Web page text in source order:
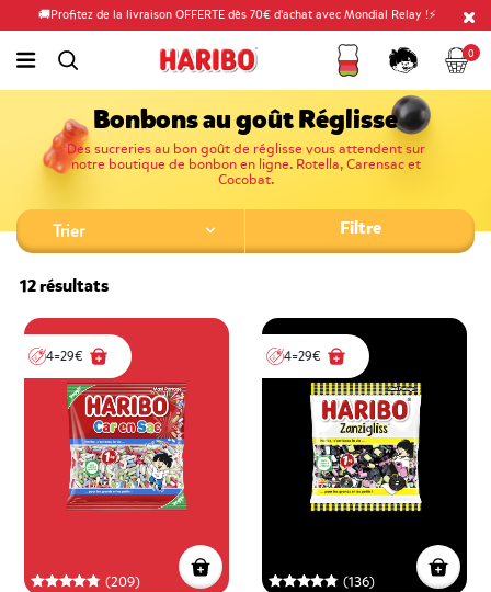
🚚Profitez de la livraison OFFERTE dès 70€ d'achat avec Mondial Relay !⚡
link.header.menu.label
simplesearch.search.label Fidélité
Compte
Panier
0
Bonbons au goût Réglisse
Des sucreries au bon goût de réglisse vous attendent sur
notre boutique de bonbon en ligne. Rotella, Carensac et
Cocobat.
Filtre
12 résultats
(209)
4=29€
(136)
4=29€